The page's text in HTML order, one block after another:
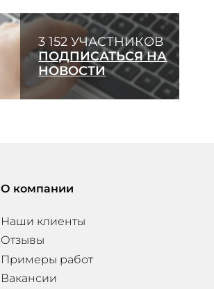
3 152 УЧАСТНИКОВ
ПОДПИСАТЬСЯ НА
НОВОСТИ
О компании
Наши клиенты
Отзывы
Примеры работ
Вакансии